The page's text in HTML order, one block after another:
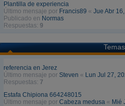
Plantilla de experiencia
Último mensaje por Francis89 « Jue Abr
Publicado en Normas
Respuestas: 9
Temas
referencia en Jerez
Último mensaje por Steven « Lun Jul 27,
Respuestas: 7
Estafa Chipiona 664248015
Último mensaje por Cabeza medusa « Mié